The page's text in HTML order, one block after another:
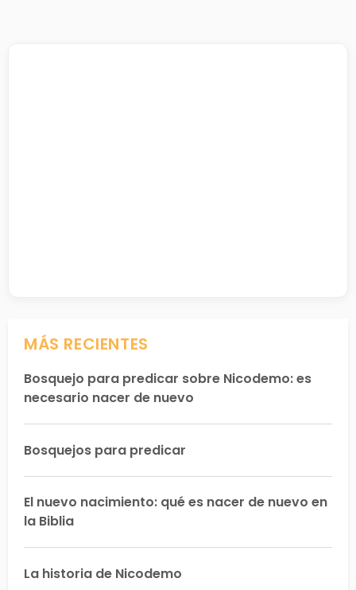
MÁS RECIENTES
Bosquejo para predicar sobre Nicodemo: es
necesario nacer de nuevo
Bosquejos para predicar
El nuevo nacimiento: qué es nacer de nuevo en
la Biblia
La historia de Nicodemo